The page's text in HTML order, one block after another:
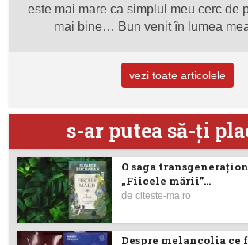
este mai mare ca simplul meu cerc de
mai bine… Bun venit în lumea
vezi toate articolele
s-ar putea să-ţi
O saga
„Fiicele mării”...
deciteste-ma.ro
Despre melancolia ce